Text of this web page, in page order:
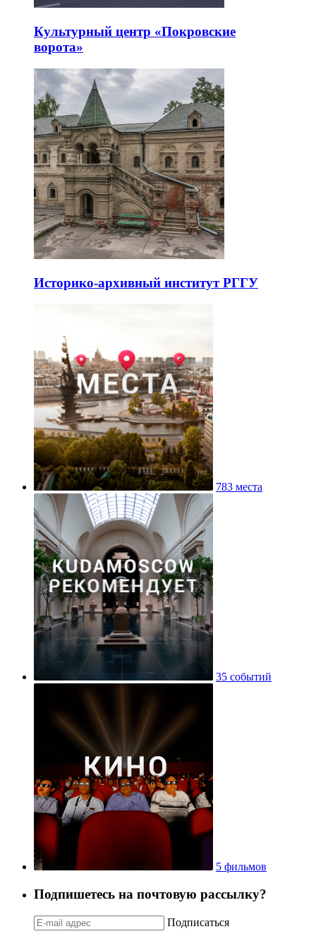
Культурный центр «Покровские
ворота»
Историко-архивный институт РГГУ
783 места
35 событий
5 фильмов
Подпишетесь на почтовую рассылку?
Подписаться